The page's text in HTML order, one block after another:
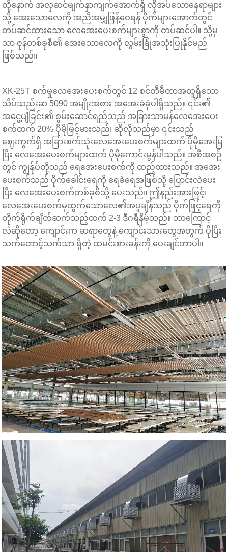
ထို့နောက် အလှဆင်မျက်နှာကျက်အောက်ရှိ လိုအပ်သောနေရာများ
သို့ အေးသောလေကို အညီအမျှဖြန့်ဝေရန် ပိုက်များအောက်တွင်
တပ်ဆင်ထားသော လေအေးပေးစက်များစွာကို တပ်ဆင်ပါ။ သို့မှ
သာ ဇုန်တစ်ခုစီ၏ အေးသောလေကို လွှမ်းခြုံအသုံးပြုနိုင်မည်
ဖြစ်သည်။
XK-25T စက်မှုလေအေးပေးစက်တွင် 12 စင်တီမီတာအထူရှိသော
သိပ်သည်းဆ 5090 အမျိုးအစား အအေးခံခုံပါရှိသည်။ ၎င်း၏
အငွေ့ပျံခြင်း၏ စွမ်းဆောင်ရည်သည် အခြားသာမန်လေအေးပေး
စက်ထက် 20% ပိုမိုမြင့်မားသည်၊ ဆိုလိုသည်မှာ ၎င်းသည်
ဈေးကွက်ရှိ အခြားစက်သုံးလေအေးပေးစက်များထက် ပိုမိုအေးမြ
ပြီး လေအေးပေးစက်များထက် ပိုမိုကောင်းမွန်ပါသည်။ အစီအစဉ်
တွင် ကျွန်ုပ်တို့သည် ရေအေးပေးစက်ကို ထည့်ထားသည်။ အအေး
ပေးစက်သည် ပိုက်ခေါင်းရေကို ရေခဲရေအဖြစ်သို့ ပြောင်းလဲပေး
ပြီး လေအေးပေးစက်တစ်ခုစီသို့ ပေးသည်။ ဤနည်းအားဖြင့်၊
လေအေးပေးစက်မှထွက်သောလေ၏အပူချိန်သည် ပိုက်ဖြင့်ရေကို
တိုက်ရိုက်ချိတ်ဆက်သည့်ထက် 2-3 ဒီဂရီနိမ့်သည်။ ဘာကြောင့်
လဲဆိုတော့ ကျောင်းက ဆရာတွေနဲ့ ကျောင်းသားတွေအတွက် ပိုပြီး
သက်တောင့်သက်သာ ရှိတဲ့ ထမင်းစားခန်းကို ပေးချင်တာပါ။